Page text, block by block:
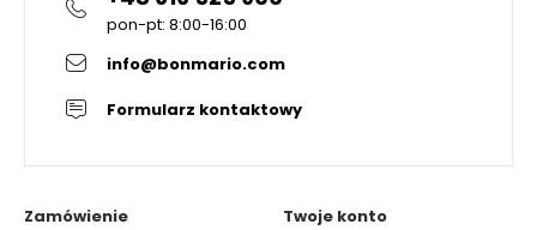
pon-pt: 8:00-16:00
info@bonmario.com
Formularz kontaktowy
Zamówienie
Twoje konto